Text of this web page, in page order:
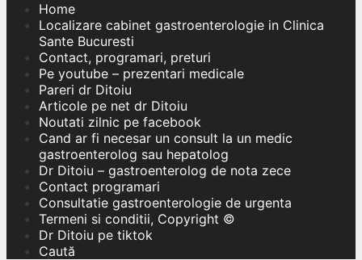
Home
Localizare cabinet gastroenterologie in Clinica
Sante Bucuresti
Contact, programari, preturi
Pe youtube – prezentari medicale
Pareri dr Ditoiu
Articole pe net dr Ditoiu
Noutati zilnic pe facebook
Cand ar fi necesar un consult la un medic
gastroenterolog sau hepatolog
Dr Ditoiu – gastroenterolog de nota zece
Contact programari
Consultatie gastroenterologie de urgenta
Termeni si conditii, Copyright ©
Dr Ditoiu pe tiktok
Caută